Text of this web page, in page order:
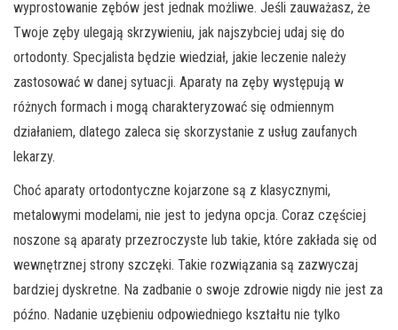
wyprostowanie zębów jest jednak możliwe. Jeśli zauważasz, że
Twoje zęby ulegają skrzywieniu, jak najszybciej udaj się do
ortodonty. Specjalista będzie wiedział, jakie leczenie należy
zastosować w danej sytuacji. Aparaty na zęby występują w
różnych formach i mogą charakteryzować się odmiennym
działaniem, dlatego zaleca się skorzystanie z usług zaufanych
lekarzy.
Choć aparaty ortodontyczne kojarzone są z klasycznymi,
metalowymi modelami, nie jest to jedyna opcja. Coraz częściej
noszone są aparaty przezroczyste lub takie, które zakłada się od
wewnętrznej strony szczęki. Takie rozwiązania są zazwyczaj
bardziej dyskretne. Na zadbanie o swoje zdrowie nigdy nie jest za
późno. Nadanie uzębieniu odpowiedniego kształtu nie tylko